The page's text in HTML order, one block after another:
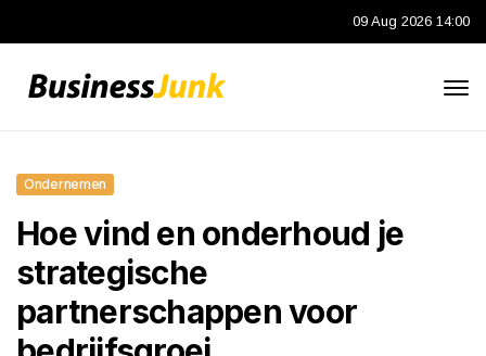
09 Aug 2026 14:00
Ondernemen
Hoe vind en onderhoud je
strategische
partnerschappen voor